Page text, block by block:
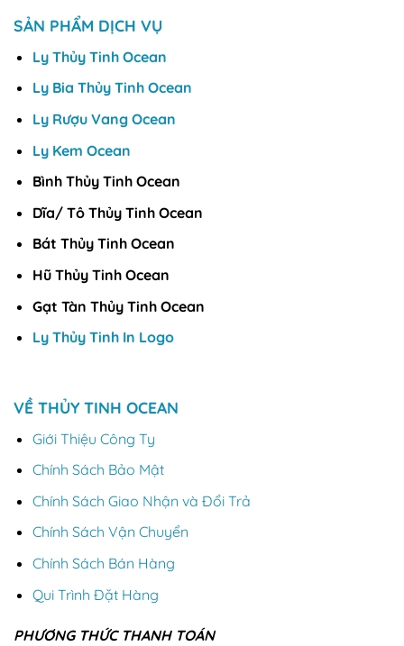
SẢN PHẨM DỊCH VỤ
Ly Thủy Tinh Ocean
Ly Bia Thủy Tinh Ocean
Ly Rượu Vang Ocean
Ly Kem Ocean
Bình Thủy Tinh Ocean
Dĩa/ Tô Thủy Tinh Ocean
Bát Thủy Tinh Ocean
Hũ Thủy Tinh Ocean
Gạt Tàn Thủy Tinh Ocean
Ly Thủy Tinh In Logo
VỀ THỦY TINH OCEAN
Giới Thiệu Công Ty
Chính Sách Bảo Mật
Chính Sách Giao Nhận và Đổi Trả
Chính Sách Vận Chuyển
Chính Sách Bán Hàng
Qui Trình Đặt Hàng
PHƯƠNG THỨC THANH TOÁN